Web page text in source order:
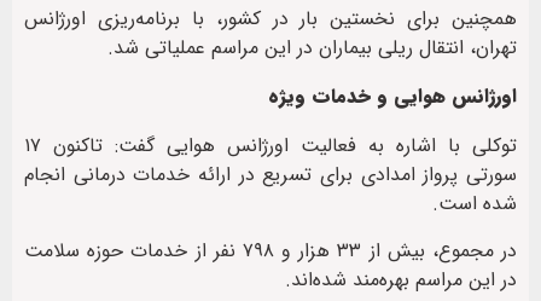
همچنین برای نخستین بار در کشور، با برنامه‌ریزی اورژانس
تهران، انتقال ریلی بیماران در این مراسم عملیاتی شد.
اورژانس هوایی و خدمات ویژه
توکلی با اشاره به فعالیت اورژانس هوایی گفت: تاکنون ۱۷
سورتی پرواز امدادی برای تسریع در ارائه خدمات درمانی انجام
شده است.
در مجموع، بیش از ۳۳ هزار و ۷۹۸ نفر از خدمات حوزه سلامت
در این مراسم بهره‌مند شده‌اند.